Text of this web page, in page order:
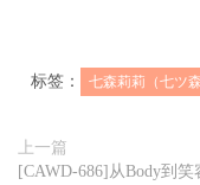
标签： 七森莉莉（七ツ森
上一篇
[CAWD-686]从Body到笑